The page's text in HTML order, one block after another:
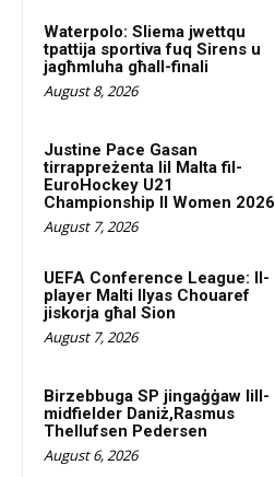
Waterpolo: Sliema jwettqu
tpattija sportiva fuq Sirens u
jagħmluha għall-finali
August 8, 2026
Justine Pace Gasan
tirrappreżenta lil Malta fil-
EuroHockey U21
Championship II Women 2026
August 7, 2026
UEFA Conference League: Il-
player Malti Ilyas Chouaref
jiskorja għal Sion
August 7, 2026
Birzebbuga SP jingaġġaw lill-
midfielder Daniż,Rasmus
Thellufsen Pedersen
August 6, 2026